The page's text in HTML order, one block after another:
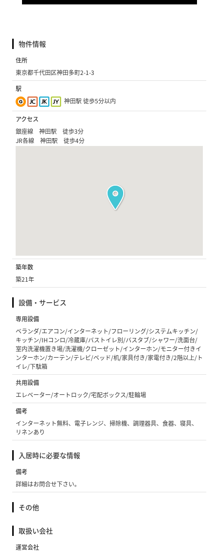
物件情報
住所
東京都千代田区神田多町2-1-3
駅
神田駅 徒歩5分以内
アクセス
銀座線 神田駅 徒歩3分
JR各線 神田駅 徒歩4分
築年数
築21年
設備・サービス
専用設備
ベランダ/エアコン/インターネット/フローリング/システムキッチン/
キッチン/IHコンロ/冷蔵庫/バストイレ別/バスタブ/シャワー/洗面台/
室内洗濯機置き場/洗濯機/クローゼット/インターホン/モニター付きイ
ンターホン/カーテン/テレビ/ベッド/机/家具付き/家電付き/2階以上/ト
イレ/下駄箱
共用設備
エレベーター/オートロック/宅配ボックス/駐輪場
備考
インターネット無料、電子レンジ、掃除機、調理器具、食器、寝具、
リネンあり
入居時に必要な情報
備考
詳細はお問合せ下さい。
その他
取扱い会社
運営会社